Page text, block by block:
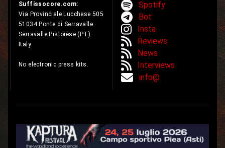
Suffissocore.com:
Via Provinciale Lucchese 505
51034 Ponte di Serravalle
Serravalle Pistoiese (PT)
Italy
No electronic press kits.
Spotify
Bot
Insta
Reviews
News
Interviews
info@